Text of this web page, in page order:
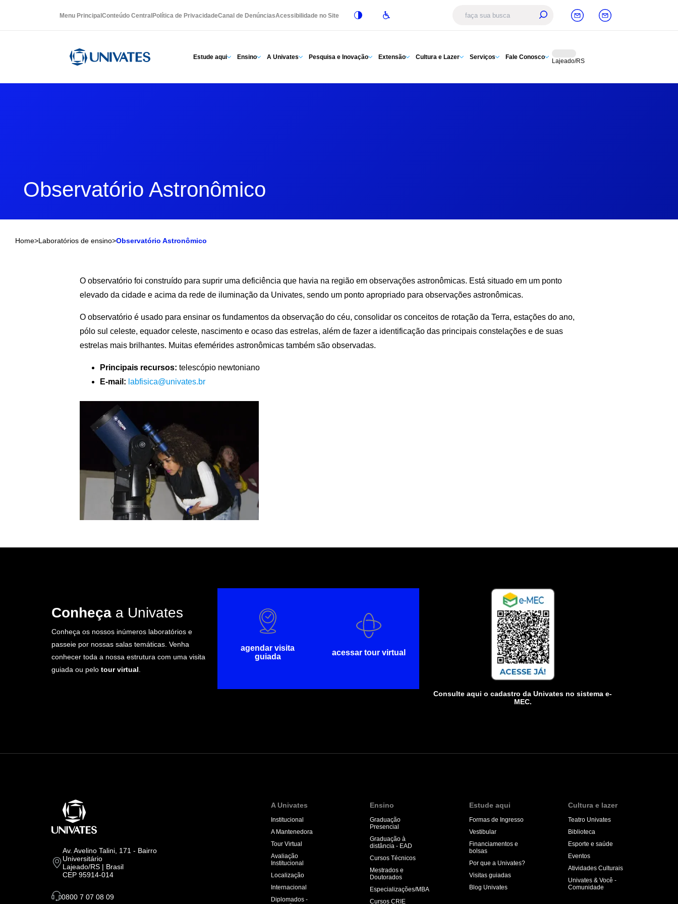
Menu Principal Conteúdo Central Política de PrivacidadeCanal de DenúnciasAcessibilidade no Site
Estude aqui Ensino A Univates Pesquisa e Inovação Extensão Cultura e Lazer Serviços Fale Conosco
Lajeado/RS
Observatório Astronômico
Home>Laboratórios de ensino>Observatório Astronômico
O observatório foi construído para suprir uma deficiência que havia na região em observações astronômicas. Está situado em um ponto
elevado da cidade e acima da rede de iluminação da Univates, sendo um ponto apropriado para observações astronômicas.
O observatório é usado para ensinar os fundamentos da observação do céu, consolidar os conceitos de rotação da Terra, estações do ano,
pólo sul celeste, equador celeste, nascimento e ocaso das estrelas, além de fazer a identificação das principais constelações e de suas
estrelas mais brilhantes. Muitas efemérides astronômicas também são observadas.
Principais recursos: telescópio newtoniano
E-mail: labfisica@univates.br
Conheça a Univates
Conheça os nossos inúmeros laboratórios e
passeie por nossas salas temáticas. Venha
conhecer toda a nossa estrutura com uma visita
guiada ou pelo tour virtual.
agendar visita
guiada
acessar tour virtual
Consulte aqui o cadastro da Univates no sistema e-
MEC.
Av. Avelino Talini, 171 - Bairro
Universitário
Lajeado/RS | Brasil
CEP 95914-014
0800 7 07 08 09
A Univates
Institucional
A Mantenedora
Tour Virtual
Avaliação
Institucional
Localização
Internacional
Diplomados -
Ensino
Graduação
Presencial
Graduação à
distância - EAD
Cursos Técnicos
Mestrados e
Doutorados
Especializações/MBA
Cursos CRIE
Estude aqui
Formas de Ingresso
Vestibular
Financiamentos e
bolsas
Por que a Univates?
Visitas guiadas
Blog Univates
Cultura e lazer
Teatro Univates
Biblioteca
Esporte e saúde
Eventos
Atividades Culturais
Univates & Você -
Comunidade